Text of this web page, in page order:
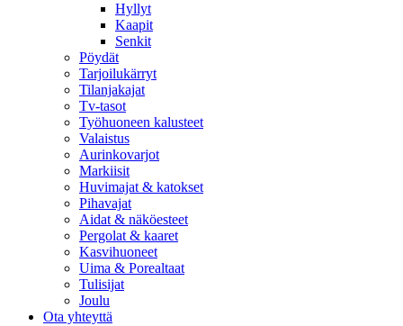
Hyllyt
Kaapit
Senkit
Pöydät
Tarjoilukärryt
Tilanjakajat
Tv-tasot
Työhuoneen kalusteet
Valaistus
Aurinkovarjot
Markiisit
Huvimajat & katokset
Pihavajat
Aidat & näköesteet
Pergolat & kaaret
Kasvihuoneet
Uima & Porealtaat
Tulisijat
Joulu
Ota yhteyttä